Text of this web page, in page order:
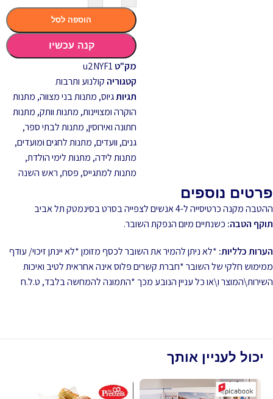
הוספה לסל
קנה עכשיו
מק"טu2NYF1
קטגוריה קולנוע ותרבות
תגיותגיוס, מתנות בני מצווה, מתנות
הוקרה ומצויינות, מתנות וותק, מתנות
חתונה ואירוסין, מתנות לבתי ספר,
גנים, וועדים, מתנות לחגים ומועדים,
מתנות לידה, מתנות לימי הולדת,
מתנות למתגייס, פסח, ראש השנה
פרטים נוספים
ההטבה מקנה כרטיסייה ל-4 אנשים לצפייה בסרט בסינמטק תל אביב
תוקף הטבה: כשנתיים מיום הנפקת השובר.
הערות כלליות: *לא ניתן להמיר את השובר לכסף מזומן *לא יינתן זיכוי/ עודף
ממימוש חלקי של השובר *חברת קשרים פלוס אינה אחראית לטיב ואיכות
השירות\המוצר ו\או כל עניין הנובע מכך *התמונה להמחשה בלבד, ט.ל.ח
יכול לעניין אותך